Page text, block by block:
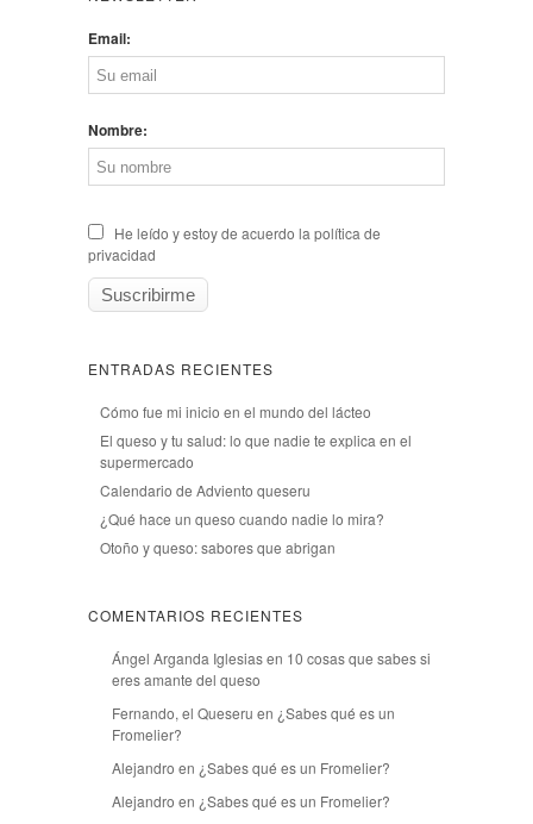
Email:
Nombre:
He leído y estoy de acuerdo la política de
privacidad
ENTRADAS RECIENTES
Cómo fue mi inicio en el mundo del lácteo
El queso y tu salud: lo que nadie te explica en el
supermercado
Calendario de Adviento queseru
¿Qué hace un queso cuando nadie lo mira?
Otoño y queso: sabores que abrigan
COMENTARIOS RECIENTES
Ángel Arganda Iglesiasen 10 cosas que sabes si
eres amante del queso
Fernando, el Queseru en ¿Sabes qué es un
Fromelier?
Alejandro en ¿Sabes qué es un Fromelier?
Alejandro en ¿Sabes qué es un Fromelier?